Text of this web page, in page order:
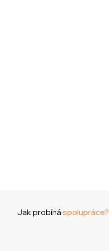
Jak probíhá spolupráce?